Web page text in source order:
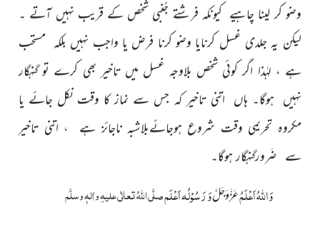
وضو کر لینا چاہیے کیونکہ فرشتے جُنبی شخص کے قریب نہیں آتے ۔
لیکن یہ جلدی غسل کرنایا وضو کرنا فرض یا واجب نہیں بلکہ مستحب
ہے ، لہٰذا اگر کوئی شخص بلاوجہ غسل میں تاخیر بھی کرے تو گنہگار
نہیں ہوگا۔ ہاں اتنی تاخیر کہ جس سے نماز کا وقت نکل جائے یا
مکروہ تحریمی وقت شروع ہوجائےبلاشبہ ناجائز ہے ، اتنی تاخیر
سے ضَرورگنہگار ہوگا۔
وَاللہُ اَعْلَمُعَزَّوَجَلَّوَ رَسُوْلُہ اَعْلَمصلَّی اللّٰہُ تعالٰی علیہِ واٰلہٖ وسلَّم